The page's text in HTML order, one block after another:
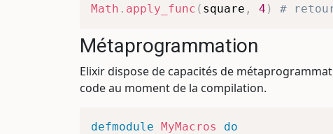
Math . apply_func ( square , 4 ) #
Métaprogrammation
Elixir dispose de capacités de
code au moment de la compilation.
defmodule MyMacros
do